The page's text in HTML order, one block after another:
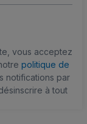
vous acceptez
politique de
notifications par
à tout